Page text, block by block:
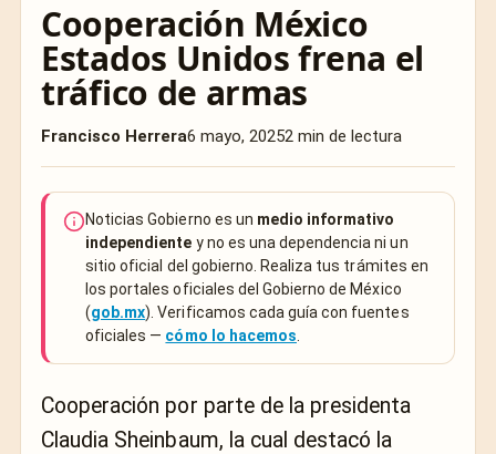
Cooperación México
Estados Unidos frena el
tráfico de armas
Francisco Herrera6 mayo, 20252 min de lectura
Noticias Gobierno es un medio informativo
independiente y no es una dependencia ni un
sitio oficial del gobierno. Realiza tus trámites en
los portales oficiales del Gobierno de México
(gob.mx). Verificamos cada guía con fuentes
oficiales — cómo lo hacemos
Cooperación por parte de la presidenta
Claudia Sheinbaum, la cual destacó la